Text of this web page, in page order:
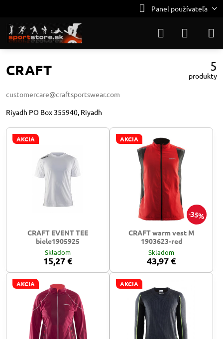
Panel používateľa
CRAFT 5
produkty
customercare@craftsportswear.com
Riyadh PO Box 355940, Riyadh
AKCIA
CRAFT EVENT TEE
biele1905925
Skladom
15,27 €
35%
AKCIA
CRAFT warm vest M
1903623-red
Skladom
43,97 €
AKCIA AKCIA